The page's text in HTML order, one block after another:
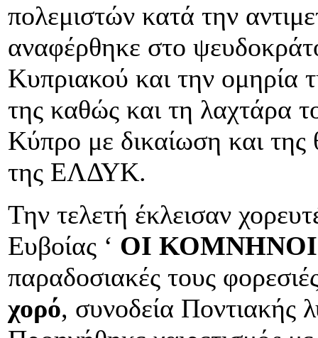
πολεμιστών κατά την
αναφέρθηκε στο
Κυπριακού και την ομηρία
της καθώς και τη λαχτάρα
Κύπρο με δικαίωση και
της ΕΛΔΥΚ.
Την τελετή έκλεισαν
Ευβοίας ‘ ΟΙ
παραδοσιακές τους
χορό, συνοδεία Ποντιακής